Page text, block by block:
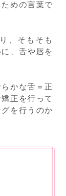
めの言葉で
、そもそも
、舌や唇を
かな舌＝正
正を行って
を行うのか